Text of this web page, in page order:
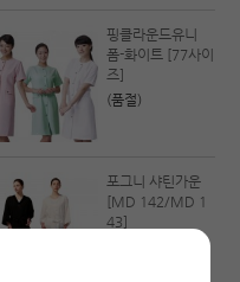
핑클라운드유니
폼-화이트 [77사이
즈]
(품절)
포그니 샤틴가운
[MD 142/MD 1
43]